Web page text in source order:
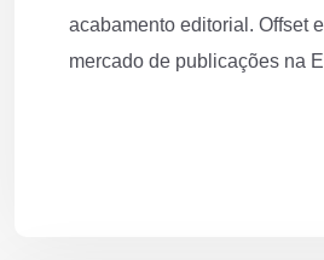
acabamento editorial. Offset
mercado de publicações na